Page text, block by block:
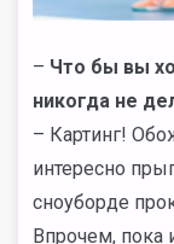
– Что бы вы
никогда не
– Картинг!
интересно
сноуборде
Впрочем, пока